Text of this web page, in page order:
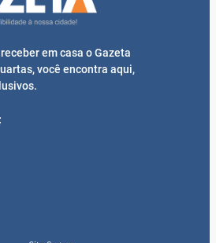
em casa o Gazeta
você encontra aqui,